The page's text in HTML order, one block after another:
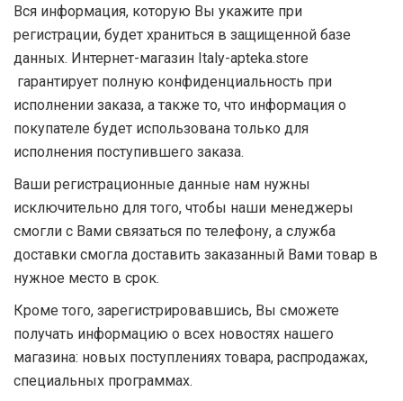
Вся информация, которую Вы укажите при
регистрации, будет храниться в защищенной базе
данных. Интернет-магазин Italy-apteka.store
гарантирует полную конфиденциальность при
исполнении заказа, а также то, что информация о
покупателе будет использована только для
исполнения поступившего заказа.
Ваши регистрационные данные нам нужны
исключительно для того, чтобы наши менеджеры
смогли с Вами связаться по телефону, а служба
доставки смогла доставить заказанный Вами товар в
нужное место в срок.
Кроме того, зарегистрировавшись, Вы сможете
получать информацию о всех новостях нашего
магазина: новых поступлениях товара, распродажах,
специальных программах.